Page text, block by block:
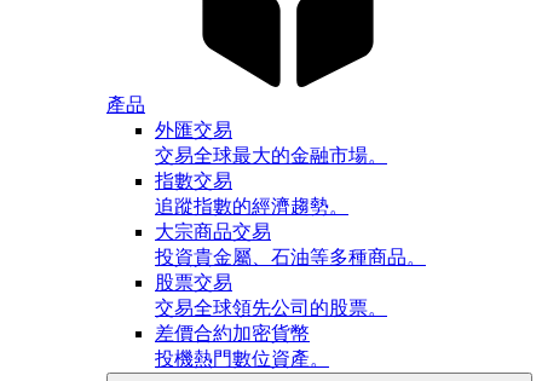
產品
外匯交易
交易全球最大的金融市場。
指數交易
追蹤指數的經濟趨勢。
大宗商品交易
投資貴金屬、石油等多種商品。
股票交易
交易全球領先公司的股票。
差價合約加密貨幣
投機熱門數位資產。